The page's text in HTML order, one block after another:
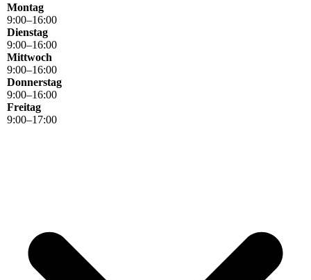
Montag
9:00–16:00
Dienstag
9:00–16:00
Mittwoch
9:00–16:00
Donnerstag
9:00–16:00
Freitag
9:00–17:00